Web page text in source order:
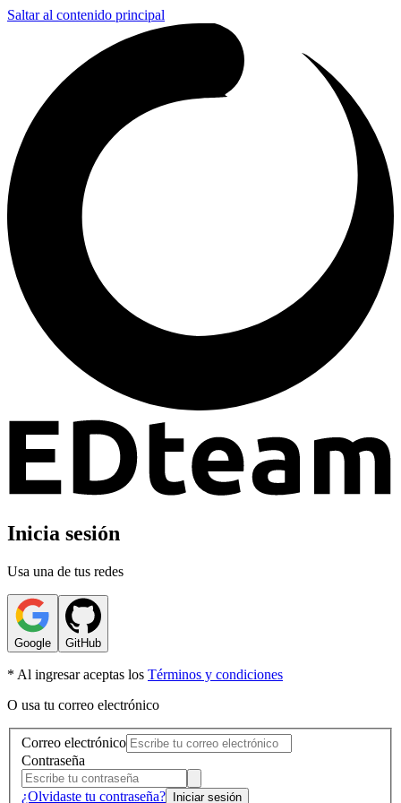
Saltar al contenido principal
Inicia sesión
Usa una de tus redes
Google GitHub
* Al ingresar aceptas los Términos y condiciones
O usa tu correo electrónico
Correo electrónico
Contraseña
¿Olvidaste tu contraseña? Iniciar sesión